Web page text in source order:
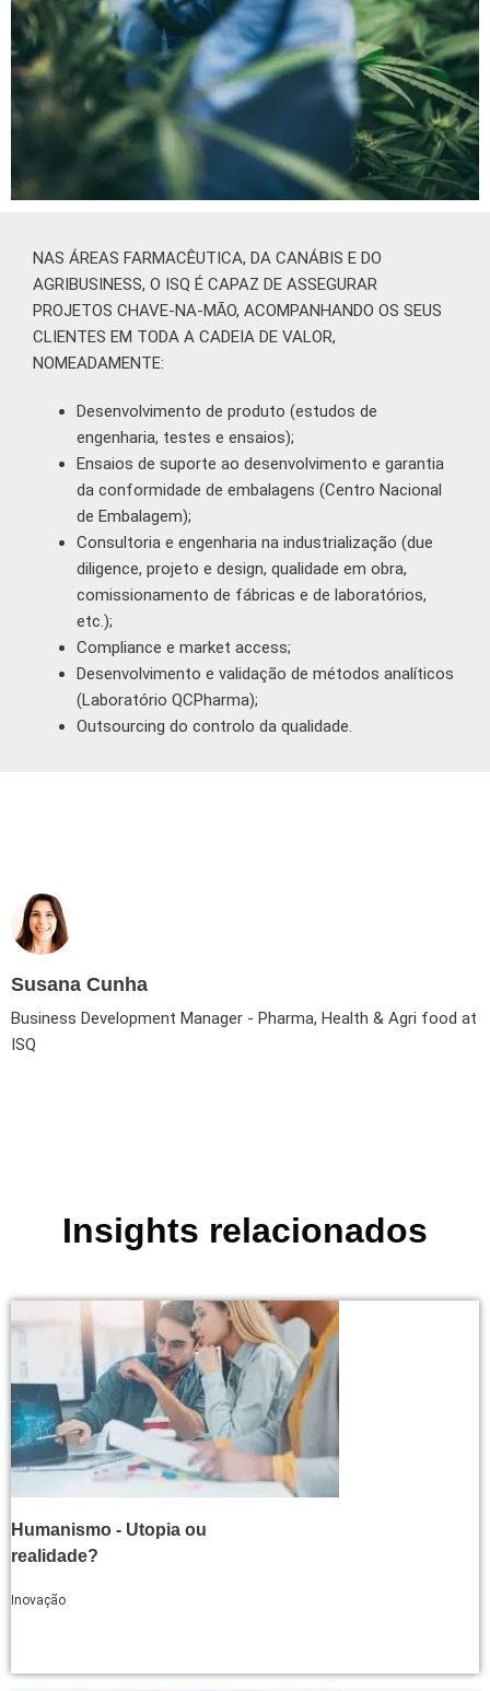
NAS ÁREAS FARMACÊUTICA, DA CANÁBIS E DO
AGRIBUSINESS, O ISQ É CAPAZ DE ASSEGURAR
PROJETOS CHAVE-NA-MÃO, ACOMPANHANDO OS SEUS
CLIENTES EM TODA A CADEIA DE VALOR,
NOMEADAMENTE:
Desenvolvimento de produto (estudos de
engenharia, testes e ensaios);
Ensaios de suporte ao desenvolvimento e garantia
da conformidade de embalagens (Centro Nacional
de Embalagem);
Consultoria e engenharia na industrialização (due
diligence, projeto e design, qualidade em obra,
comissionamento de fábricas e de laboratórios,
etc.);
Compliance e market access;
Desenvolvimento e validação de métodos analíticos
(Laboratório QCPharma);
Outsourcing do controlo da qualidade.
Susana Cunha
Business Development Manager - Pharma, Health & Agri food at
ISQ
Insights relacionados
Humanismo - Utopia ou
realidade?
Inovação